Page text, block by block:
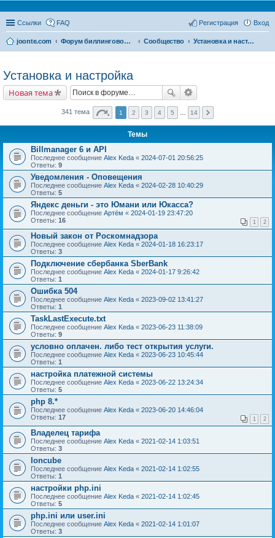
Ссылки FAQ Вход
Регистрация
joonte.com Форум биллинговой системы Joonte Billing System Сообщество Установка и настройка
Установка и настройка
Новая тема
341 тема 1 2 3 4 5 14
Темы
Billmanager 6 и API
Последнее сообщение Alex Keda « 2024-07-01 20:56:25
Ответы: 9
Уведомления - Оповещения
Последнее сообщение Alex Keda « 2024-02-28 10:40:29
Ответы: 5
Яндекс деньги - это Юмани или Юкасса?
Последнее сообщение Артём « 2024-01-19 23:47:20
Ответы: 16 1 2
Новый закон от Роскомнадзора
Последнее сообщение Alex Keda « 2024-01-18 16:23:17
Ответы: 3
Подключение сбербанка SberBank
Последнее сообщение Alex Keda « 2024-01-17 9:26:42
Ответы: 1
Ошибка 504
Последнее сообщение Alex Keda « 2023-09-02 13:41:27
Ответы: 1
TaskLastExecute.txt
Последнее сообщение Alex Keda « 2023-06-23 11:38:09
Ответы: 9
условно оплачен. либо тест открытия услуги.
Последнее сообщение Alex Keda « 2023-06-23 10:45:44
Ответы: 1
настройка платежной системы
Последнее сообщение Alex Keda « 2023-06-22 13:24:34
Ответы: 5
php 8.*
Последнее сообщение Alex Keda « 2023-06-20 14:46:04
Ответы: 17 1 2
Владелец тарифа
Последнее сообщение Alex Keda « 2021-02-14 1:03:51
Ответы: 3
Ioncube
Последнее сообщение Alex Keda « 2021-02-14 1:02:55
Ответы: 1
настройки php.ini
Последнее сообщение Alex Keda « 2021-02-14 1:02:45
Ответы: 5
php.ini или user.ini
Последнее сообщение Alex Keda « 2021-02-14 1:01:07
Ответы: 3